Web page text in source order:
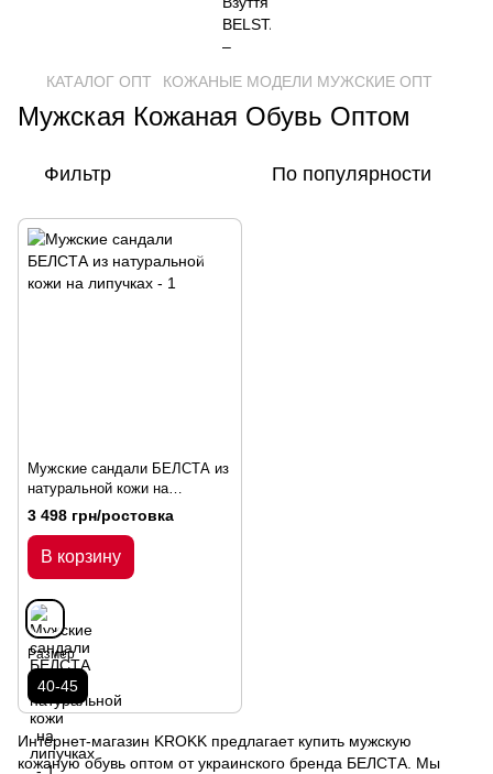
КАТАЛОГ ОПТ КОЖАНЫЕ МОДЕЛИ МУЖСКИЕ ОПТ
Мужская Кожаная Обувь Оптом
Фильтр По популярности
Мужские сандали БЕЛСТА из
натуральной кожи на
липучках
3 498 грн/ростовка
В корзину
Размер
40-45
Интернет-магазин KROKK предлагает купить мужскую
кожаную обувь оптом от украинского бренда БЕЛСТА. Мы